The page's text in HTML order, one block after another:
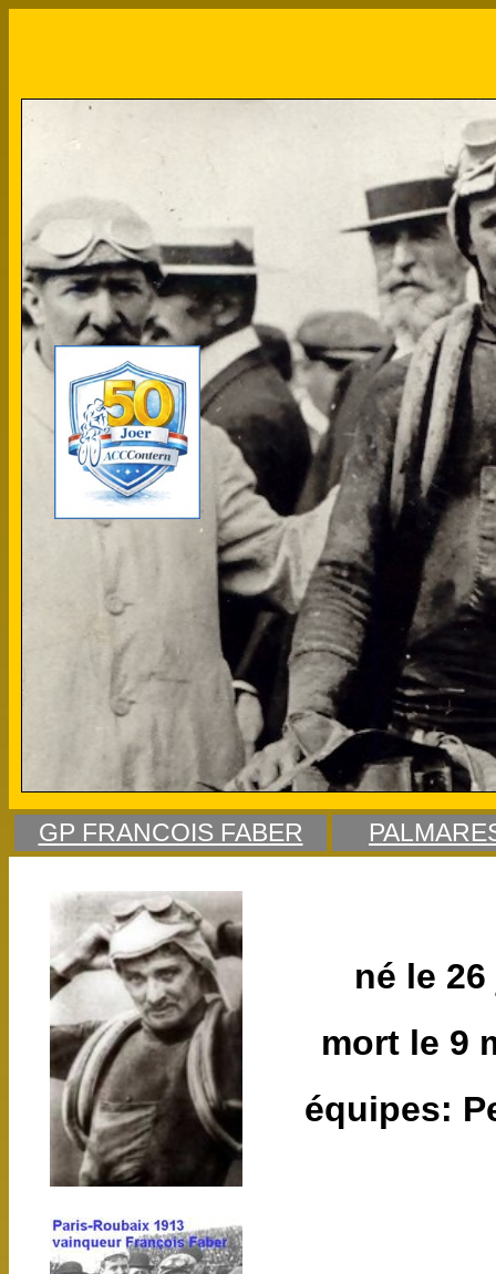
GP FRANCOIS FABER
né le
mort le 9
équipes: